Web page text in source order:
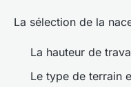
La sélection de la
La hauteur de
Le type de terrain